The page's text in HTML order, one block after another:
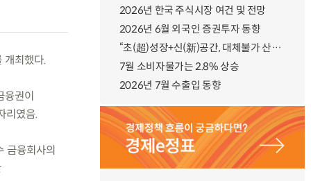
개최했다.
권이
리였음.
금융회사의
2026년 한국 주식시장 여건 및 전망
2026년 6월 외국인 증권투자 동향
“초(超)성장+신(新)공간, 대체불가 산업강국”
7월 소비자물가는 2.8% 상승
2026년 7월 수출입 동향